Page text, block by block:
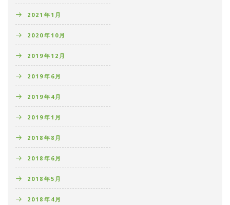
2021年1月
2020年10月
2019年12月
2019年6月
2019年4月
2019年1月
2018年8月
2018年6月
2018年5月
2018年4月